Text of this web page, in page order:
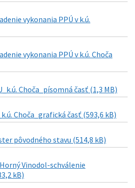
vykonania PPÚ v k.ú.
vykonania PPÚ v k.ú. Choča
Choča_písomná časť (1,3 MB)
Choča_grafická časť (593,6 kB)
pôvodného stavu (514,8 kB)
Vinodol-schválenie
kB)